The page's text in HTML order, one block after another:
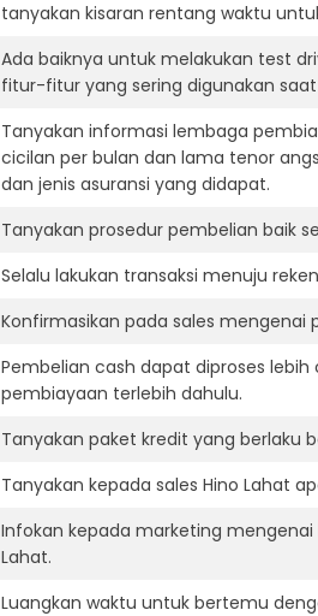
tanyakan kisaran rentang waktu
Ada baiknya untuk melakukan test
fitur-fitur yang sering digunakan
Tanyakan informasi lembaga
cicilan per bulan dan lama tenor
dan jenis asuransi yang didapat.
Tanyakan prosedur pembelian baik
Selalu lakukan transaksi menuju
Konfirmasikan pada sales
Pembelian cash dapat diproses
pembiayaan terlebih dahulu.
Tanyakan paket kredit yang berlaku
Tanyakan kepada sales Hino Lahat
Infokan kepada marketing
Lahat.
Luangkan waktu untuk bertemu